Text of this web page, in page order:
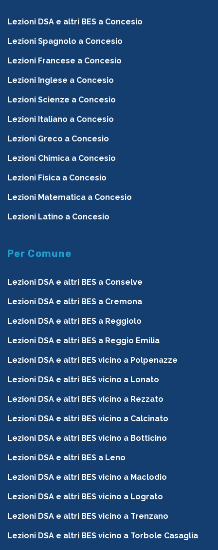
Lezioni DSA e altri BES a Concesio
Lezioni Spagnolo a Concesio
Lezioni Francese a Concesio
Lezioni Inglese a Concesio
Lezioni Scienze a Concesio
Lezioni Italiano a Concesio
Lezioni Greco a Concesio
Lezioni Chimica a Concesio
Lezioni Fisica a Concesio
Lezioni Matematica a Concesio
Lezioni Latino a Concesio
Per Comune
Lezioni DSA e altri BES a Conselve
Lezioni DSA e altri BES a Cremona
Lezioni DSA e altri BES a Reggiolo
Lezioni DSA e altri BES a Reggio Emilia
Lezioni DSA e altri BES vicino a Polpenazze
Lezioni DSA e altri BES vicino a Lonato
Lezioni DSA e altri BES vicino a Rezzato
Lezioni DSA e altri BES vicino a Calcinato
Lezioni DSA e altri BES vicino a Botticino
Lezioni DSA e altri BES a Leno
Lezioni DSA e altri BES vicino a Maclodio
Lezioni DSA e altri BES vicino a Lograto
Lezioni DSA e altri BES vicino a Trenzano
Lezioni DSA e altri BES vicino a Torbole Casaglia